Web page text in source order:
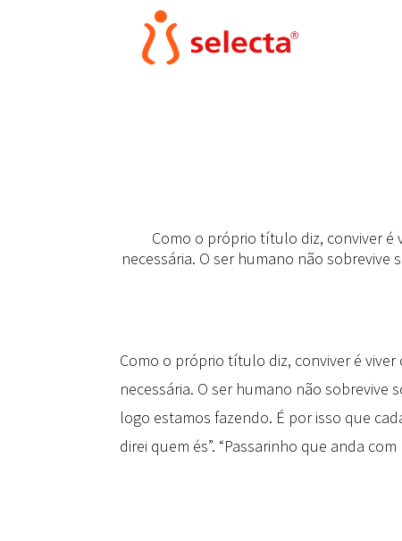
Como o próprio título diz, conviver é
necessária. O ser humano não
Como o próprio título diz, conviver é
necessária. O ser humano não sobrevive
logo estamos fazendo. É por isso que
direi quem és”. “Passarinho que anda